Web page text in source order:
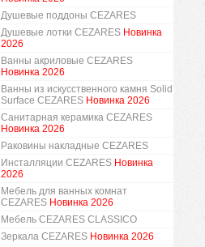
Душевые поддоны CEZARES
Душевые лотки CEZARES Новинка
2026
Ванны акриловые CEZARES
Новинка 2026
Ванны из искусственного камня Solid
Surface CEZARES Новинка 2026
Санитарная керамика CEZARES
Новинка 2026
Раковины накладные CEZARES
Инсталляции CEZARES Новинка
2026
Мебель для ванных комнат
CEZARES Новинка 2026
Мебель CEZARES CLASSICO
Зеркала CEZARES Новинка 2026